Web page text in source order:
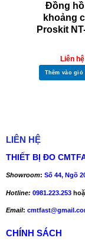
Đồng
khoảng
Proskit
Liên hệ
Thêm vào giỏ
LIÊN HỆ
THIẾT BỊ ĐO
Showroom: Số 44, Ngõ
Hotline: 0981.223.253
Email:
CHÍNH SÁCH